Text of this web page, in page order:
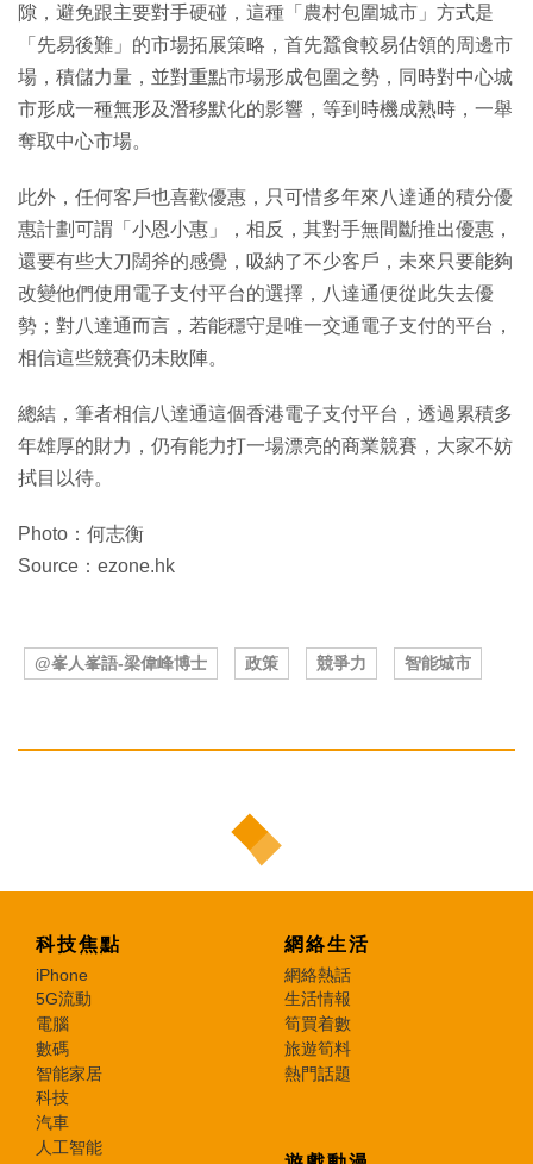
隙，避免跟主要對手硬碰，這種「農村包圍城市」方式是
「先易後難」的市場拓展策略，首先蠶食較易佔領的周邊市
場，積儲力量，並對重點市場形成包圍之勢，同時對中心城
市形成一種無形及潛移默化的影響，等到時機成熟時，一舉
奪取中心市場。
此外，任何客戶也喜歡優惠，只可惜多年來八達通的積分優
惠計劃可謂「小恩小惠」，相反，其對手無間斷推出優惠，
還要有些大刀闊斧的感覺，吸納了不少客戶，未來只要能夠
改變他們使用電子支付平台的選擇，八達通便從此失去優
勢；對八達通而言，若能穩守是唯一交通電子支付的平台，
相信這些競賽仍未敗陣。
總結，筆者相信八達通這個香港電子支付平台，透過累積多
年雄厚的財力，仍有能力打一場漂亮的商業競賽，大家不妨
拭目以待。
Photo：何志衡
Source：ezone.hk
@峯人峯語-梁偉峰博士 政策 競爭力 智能城市
科技焦點
iPhone
5G流動
電腦
數碼
智能家居
科技
汽車
人工智能
網絡生活
網絡熱話
生活情報
筍買着數
旅遊筍料
熱門話題